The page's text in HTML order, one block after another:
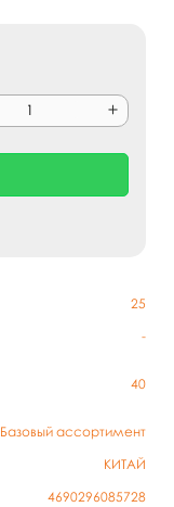
25
-
40
Базовый ассортимент
КИТАЙ
4690296085728